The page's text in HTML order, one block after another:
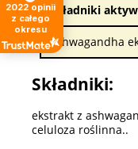
Składniki
Ashwagandha
Składniki:
ekstrakt z
celuloza roślinna..
2022 opinii
z całego
okresu